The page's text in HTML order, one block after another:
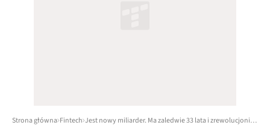
Strona główna Fintech